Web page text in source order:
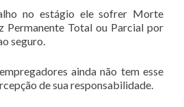
no estágio ele sofrer Morte
Permanente Total ou Parcial por
seguro.
ainda não tem esse
de sua responsabilidade.